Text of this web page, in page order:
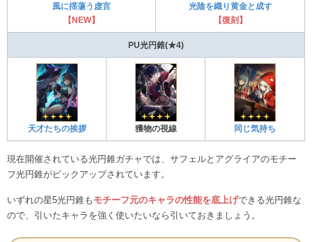
風に揺蕩う虚言
【NEW】
光陰を織り黄金と成す
【復刻】
PU光円錐(★4)
天才たちの挨拶 獲物の視線 同じ気持ち
現在開催されている光円錐ガチャでは、サフェルとアグライアのモチー
フ光円錐がピックアップされています。
いずれの星5光円錐も モチーフ元のキャラの性能を底上げできる光円錐な
ので、引いたキャラを強く使いたいなら引いておきましょう。